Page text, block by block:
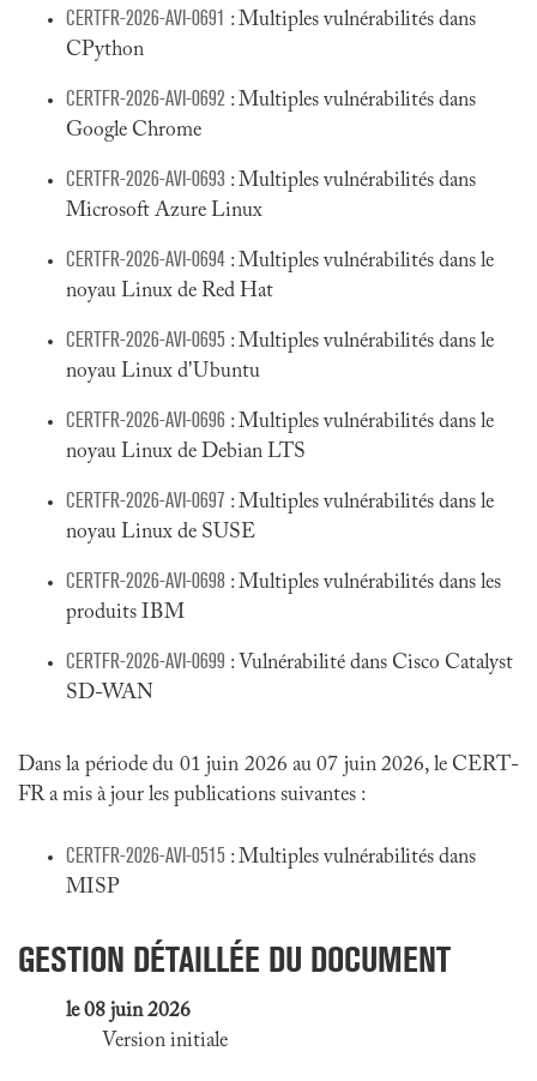
CERTFR-2026-AVI-0691 : Multiples vulnérabilités dans
CPython
CERTFR-2026-AVI-0692 : Multiples vulnérabilités dans
Google Chrome
CERTFR-2026-AVI-0693 : Multiples vulnérabilités dans
Microsoft Azure Linux
CERTFR-2026-AVI-0694 : Multiples vulnérabilités dans le
noyau Linux de Red Hat
CERTFR-2026-AVI-0695 : Multiples vulnérabilités dans le
noyau Linux d'Ubuntu
CERTFR-2026-AVI-0696 : Multiples vulnérabilités dans le
noyau Linux de Debian LTS
CERTFR-2026-AVI-0697 : Multiples vulnérabilités dans le
noyau Linux de SUSE
CERTFR-2026-AVI-0698 : Multiples vulnérabilités dans les
produits IBM
CERTFR-2026-AVI-0699 : Vulnérabilité dans Cisco Catalyst
SD-WAN
Dans la période du 01 juin 2026 au 07 juin 2026, le CERT-
FR a mis à jour les publications suivantes :
CERTFR-2026-AVI-0515 : Multiples vulnérabilités dans
MISP
GESTION DÉTAILLÉE DU DOCUMENT
le 08 juin 2026
Version initiale